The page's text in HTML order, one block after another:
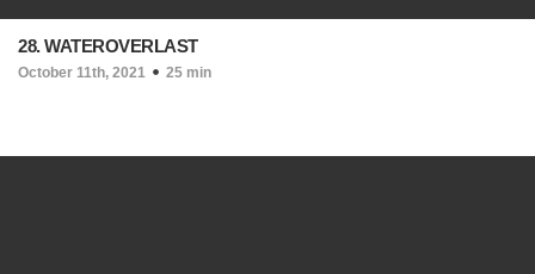
28. WATEROVERLAST
October 11th, 2021 25 min